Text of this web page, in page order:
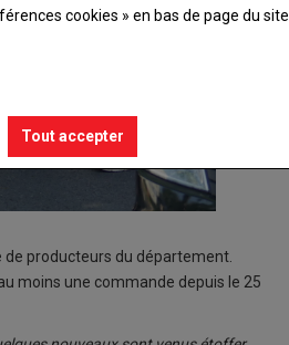
producteurs du département.
moins une commande depuis le 25
cookies » en bas de page du site.
Tout accepter